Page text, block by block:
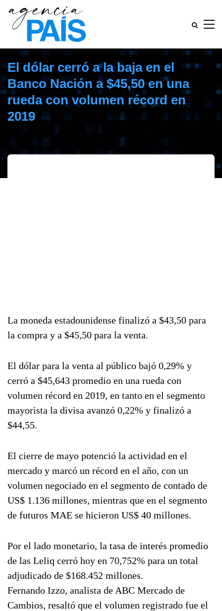
El dólar cerró a la baja en el
Banco Nación a $45,50 en una
rueda con volumen récord en
2019
mayo 31, 2019
La moneda estadounidense finalizó a $43,50 para
la compra y a $45,50 para la venta.
El dólar para la venta al público bajó 0,29% y
cerró a $45,643 promedio en una rueda con
volumen récord en 2019, en tanto en el segmento
mayorista la divisa avanzó 0,22% y finalizó a
$44,55.
El cierre de mayo potenció la actividad en el
mercado y marcó un récord en el año, con un
volumen negociado en el segmento de contado de
US$ 1.136 millones, mientras que en el segmento
de futuros MAE se hicieron US$ 40 millones.
Por el lado monetario, la tasa de interés promedio
de las Leliq cerró hoy en 70,752% para un total
adjudicado de $168.452 millones.
Fernando Izzo, analista de ABC Mercado de
Cambios, resaltó que el volumen registrado fue el